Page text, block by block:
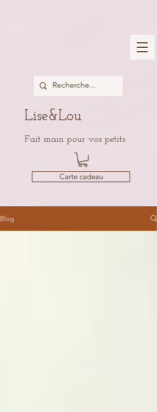
Lise&Lou
Fait main pour vos petits
Carte cadeau
Blog